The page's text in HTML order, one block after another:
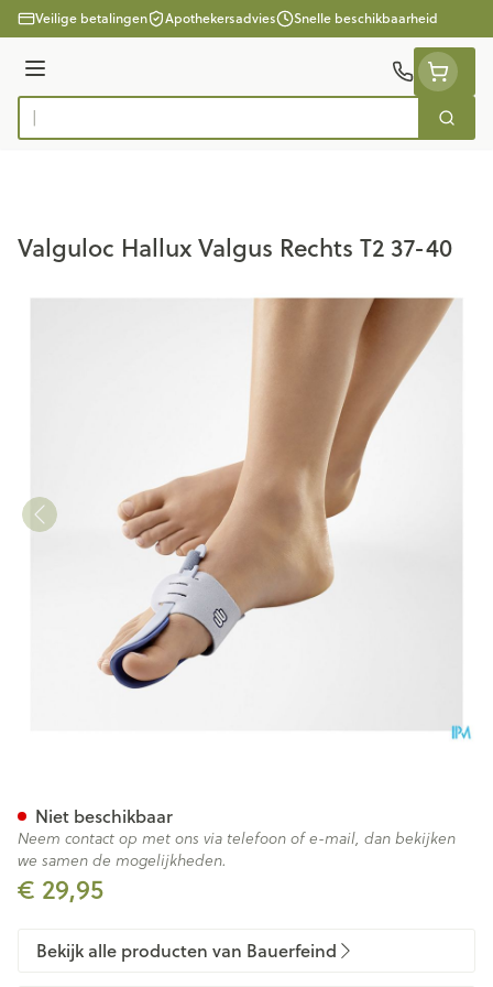
Ga naar de inhoud
Veilige betalingen Apothekersadvies Snelle beschikbaarheid
Menu
Product, merk, categorie...
Zoek
Valguloc Hallux Valgus Rechts T2 37-40
€ 29,95
Niet beschikbaar
Neem contact op met ons via telefoon of e-mail, dan bekijken
we samen de mogelijkheden.
Bekijk alle producten van Bauerfeind